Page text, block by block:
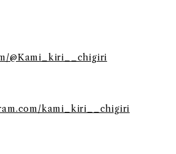
@Kami_kiri__chigiri
kami_kiri__chigiri